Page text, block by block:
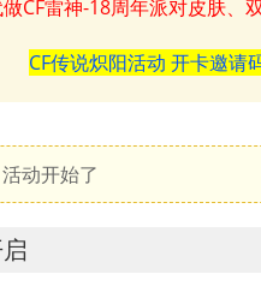
CF雷神-18周年派对皮肤、
CF传说炽阳活动 开卡邀请
动开始了